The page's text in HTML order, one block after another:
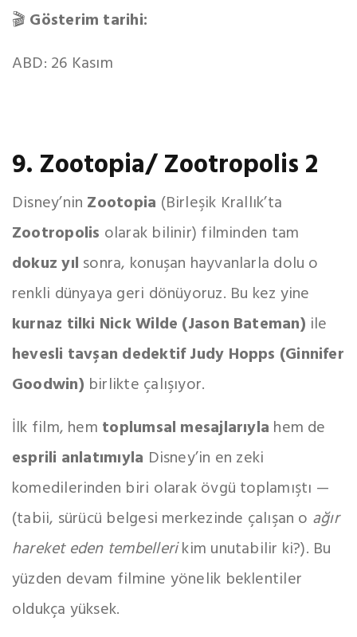
🎬 Gösterim tarihi:
ABD: 26 Kasım
9. Zootopia/ Zootropolis 2
Disney’nin Zootopia (Birleşik Krallık’ta
Zootropolis olarak bilinir) filminden tam
dokuz yıl sonra, konuşan hayvanlarla dolu o
renkli dünyaya geri dönüyoruz. Bu kez yine
kurnaz tilki Nick Wilde (Jason Bateman) ile
hevesli tavşan dedektif Judy Hopps (Ginnifer
Goodwin) birlikte çalışıyor.
İlk film, hem toplumsal mesajlarıyla hem de
esprili anlatımıyla Disney’in en zeki
komedilerinden biri olarak övgü toplamıştı —
(tabii, sürücü belgesi merkezinde çalışan o ağır
hareket eden tembellerikim unutabilir ki?). Bu
yüzden devam filmine yönelik beklentiler
oldukça yüksek.